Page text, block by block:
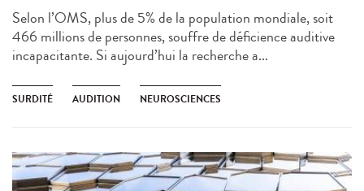
Selon l’OMS, plus de 5% de la population mondiale, soit
466 millions de personnes, souffre de déficience auditive
incapacitante. Si aujourd’hui la recherche a...
SURDITÉ AUDITION NEUROSCIENCES